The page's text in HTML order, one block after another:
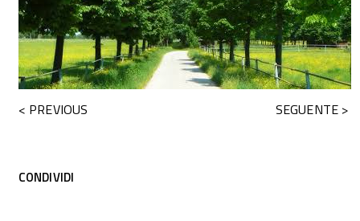
< PREVIOUS SEGUENTE >
CONDIVIDI